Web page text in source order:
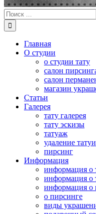
Результат
поиска:
Главная
О студии
о студии тату
салон
салон
магазин
Статьи
Галерея
тату галерея
тату эскизы
татуаж
удаление
пирсинг
Информация
информация о
информация о
информация о
о пирсинге
виды